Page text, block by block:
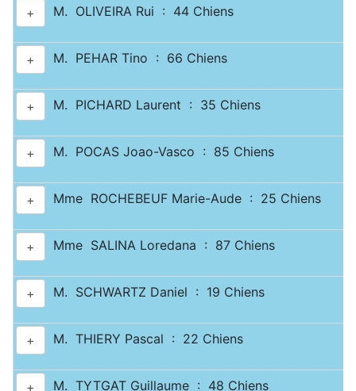
+ M. OLIVEIRA Rui : 44 Chiens
+ M. PEHAR Tino : 66 Chiens
+ M. PICHARD Laurent : 35 Chiens
+ M. POCAS Joao-Vasco : 85 Chiens
+ Mme ROCHEBEUF Marie-Aude : 25 Chiens
+ Mme SALINA Loredana : 87 Chiens
+ M. SCHWARTZ Daniel : 19 Chiens
+ M. THIERY Pascal : 22 Chiens
+ M. TYTGAT Guillaume : 48 Chiens